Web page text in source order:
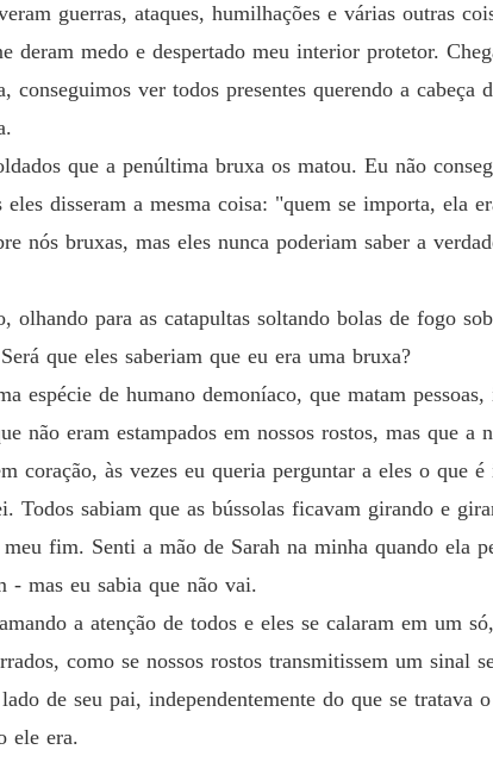
guerras, ataques, humilhações e várias outras
deram medo e despertado meu interior protetor.
conseguimos ver todos presentes querendo a
que a penúltima bruxa os matou. Eu não
disseram a mesma coisa: "quem se importa, ela
nós bruxas, mas eles nunca poderiam saber a
olhando para as catapultas soltando bolas de fogo
que eles saberiam que eu era uma bruxa?
espécie de humano demoníaco, que matam
não eram estampados em nossos rostos, mas que a
coração, às vezes eu queria perguntar a eles o que
Todos sabiam que as bússolas ficavam girando e
fim. Senti a mão de Sarah na minha quando ela
- mas eu sabia que não vai.
a atenção de todos e eles se calaram em um
como se nossos rostos transmitissem um sinal
de seu pai, independentemente do que se tratava
ele era.